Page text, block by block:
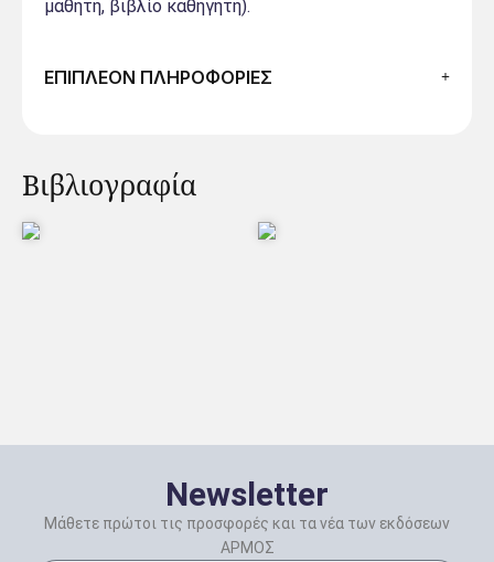
μαθητή, βιβλίο καθηγητή).
ΕΠΙΠΛΕΟΝ ΠΛΗΡΟΦΟΡΙΕΣ
Βιβλιογραφία
Newsletter
Μάθετε πρώτοι τις προσφορές και τα νέα των εκδόσεων
ΑΡΜΟΣ